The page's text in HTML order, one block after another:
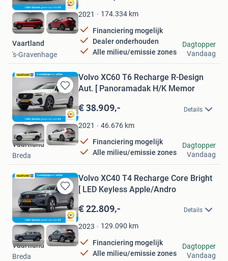
Mijn
Favorieten
2021 174.334 km
Financiering mogelijk
Dealer onderhouden
Alle milieu/emissie zones
Vaartland
's-Gravenhage
Dagtopper
Vandaag
Bewaren
in
Mijn
Favorieten
Volvo XC60 T6 Recharge R-Design
Aut. [ Panoramadak H/K Memor
€ 38.909,- Details
2021 46.676 km
Financiering mogelijk
Alle milieu/emissie zones
Vaartland
Breda
Dagtopper
Vandaag
Bewaren
in
Mijn
Favorieten
Volvo XC40 T4 Recharge Core Bright
[ LED Keyless Apple/Andro
€ 22.809,- Details
2023 129.090 km
Financiering mogelijk
Alle milieu/emissie zones
Vaartland
Breda
Dagtopper
Vandaag